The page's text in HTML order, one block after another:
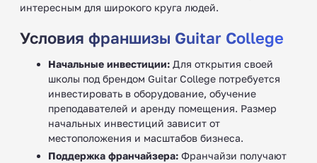
интересным для широкого круга людей.
Условия франшизы Guitar College
Начальные инвестиции: Для открытия своей
школы под брендом Guitar College потребуется
инвестировать в оборудование, обучение
преподавателей и аренду помещения. Размер
начальных инвестиций зависит от
местоположения и масштабов бизнеса.
Поддержка франчайзера: Франчайзи получают